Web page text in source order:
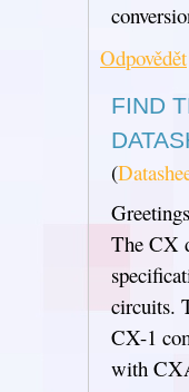
Odpovědět
FIND
(
The CX
circuits.
CX-1
with